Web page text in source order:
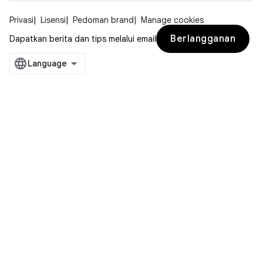
Privasi Lisensi Pedoman brand
Manage cookies
Dapatkan berita dan tips melalui email
Berlangganan